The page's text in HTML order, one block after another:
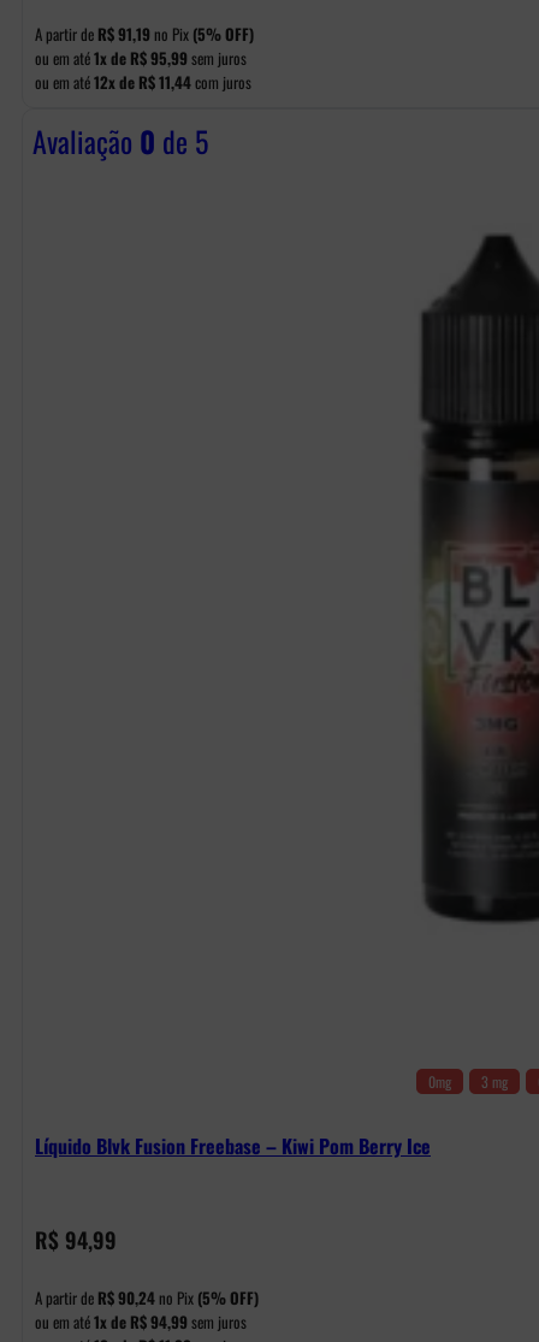
A partir de R$91,19 no Pix (5% OFF)
ou em até1x de R$95,99 sem juros
ou em até12x de R$11,44com juros
Avaliação 0 de 5
0mg 3 mg
Líquido Blvk Fusion Freebase – Kiwi Pom Berry Ice
R$ 94,99
A partir de R$90,24 no Pix (5% OFF)
ou em até1x de R$94,99 sem juros